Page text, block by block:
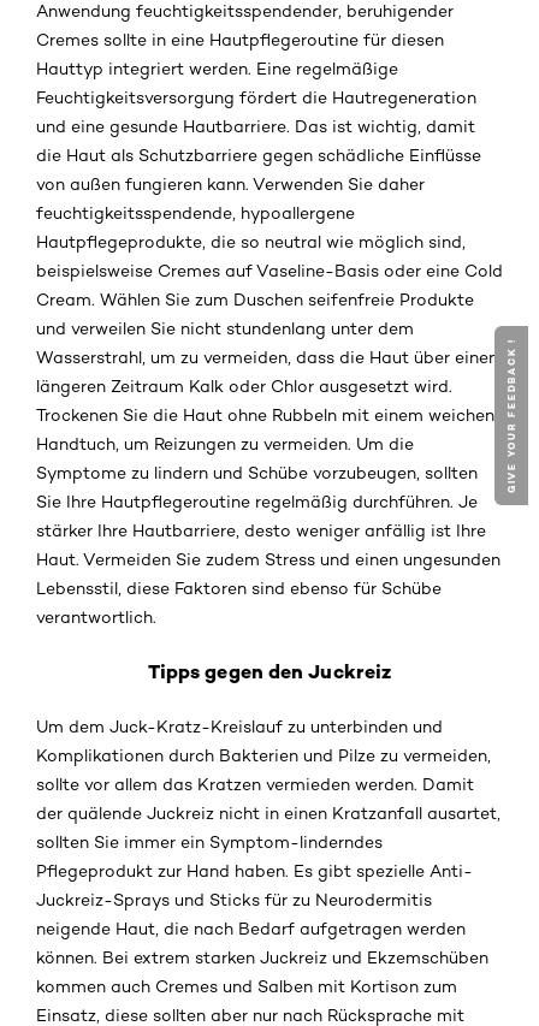
Anwendung feuchtigkeitsspendender, beruhigender
Cremes sollte in eine Hautpflegeroutine für diesen
Hauttyp integriert werden. Eine regelmäßige
Feuchtigkeitsversorgung fördert die Hautregeneration
und eine gesunde Hautbarriere. Das ist wichtig, damit
die Haut als Schutzbarriere gegen schädliche Einflüsse
von außen fungieren kann. Verwenden Sie daher
feuchtigkeitsspendende, hypoallergene
Hautpflegeprodukte, die so neutral wie möglich sind,
beispielsweise Cremes auf Vaseline-Basis oder eine Cold
Cream. Wählen Sie zum Duschen seifenfreie Produkte
und verweilen Sie nicht stundenlang unter dem
Wasserstrahl, um zu vermeiden, dass die Haut über einen
längeren Zeitraum Kalk oder Chlor ausgesetzt wird.
Trockenen Sie die Haut ohne Rubbeln mit einem weichen
Handtuch, um Reizungen zu vermeiden. Um die
Symptome zu lindern und Schübe vorzubeugen, sollten
Sie Ihre Hautpflegeroutine regelmäßig durchführen. Je
stärker Ihre Hautbarriere, desto weniger anfällig ist Ihre
Haut. Vermeiden Sie zudem Stress und einen ungesunden
Lebensstil, diese Faktoren sind ebenso für Schübe
verantwortlich.
Tipps gegen den Juckreiz
Um dem Juck-Kratz-Kreislauf zu unterbinden und
Komplikationen durch Bakterien und Pilze zu vermeiden,
sollte vor allem das Kratzen vermieden werden. Damit
der quälende Juckreiz nicht in einen Kratzanfall ausartet,
sollten Sie immer ein Symptom-linderndes
Pflegeprodukt zur Hand haben. Es gibt spezielle Anti-
Juckreiz-Sprays und Sticks für zu Neurodermitis
neigende Haut, die nach Bedarf aufgetragen werden
können. Bei extrem starken Juckreiz und Ekzemschüben
kommen auch Cremes und Salben mit Kortison zum
Einsatz, diese sollten aber nur nach Rücksprache mit
GIVE YOUR FEEDBACK !